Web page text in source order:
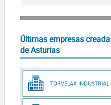
Últimas empresas
de Asturias
TORVELAX INDUSTRIAL